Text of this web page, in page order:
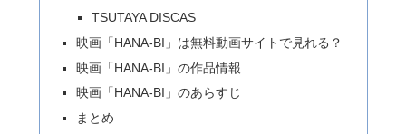
TSUTAYA DISCAS
映画「HANA-BI」は無料動画サイトで見れる？
映画「HANA-BI」の作品情報
映画「HANA-BI」のあらすじ
まとめ